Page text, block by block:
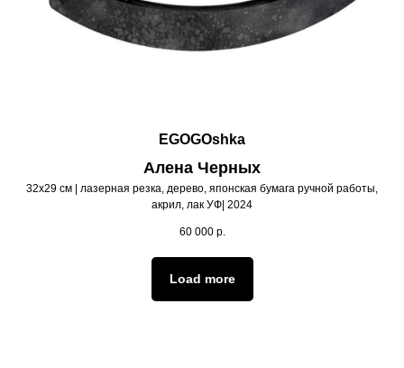
EGOGOshka
Алена Черных
32х29 см | лазерная резка, дерево, японская бумага ручной работы,
акрил, лак УФ| 2024
60 000 р.
Load more